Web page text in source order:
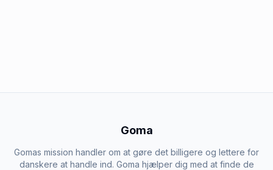
Goma
Gomas mission handler om at gøre det billigere og lettere for
danskere at handle ind. Goma hjælper dig med at finde de